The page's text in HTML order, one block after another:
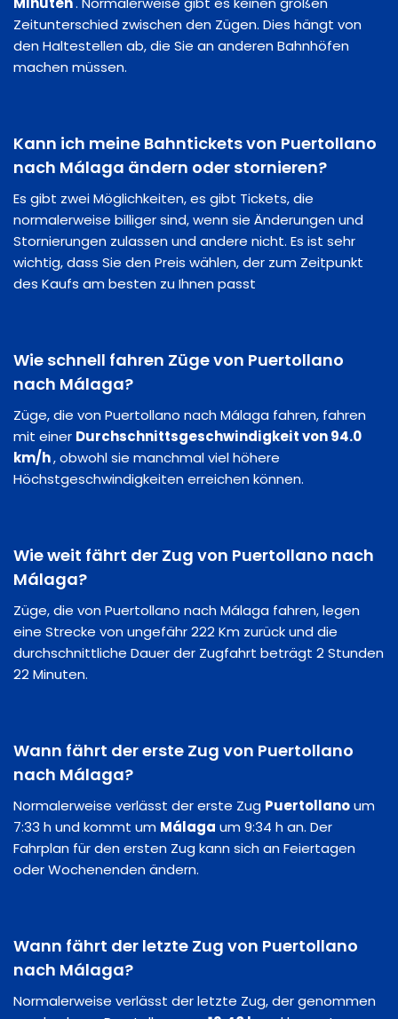
Zeitunterschied zwischen den Zügen. Dies hängt von
den Haltestellen ab, die Sie an anderen Bahnhöfen
machen müssen.
Kann ich meine Bahntickets von Puertollano
nach Málaga ändern oder stornieren?
Es gibt zwei Möglichkeiten, es gibt Tickets, die
normalerweise billiger sind, wenn sie Änderungen und
Stornierungen zulassen und andere nicht. Es ist sehr
wichtig, dass Sie den Preis wählen, der zum Zeitpunkt
des Kaufs am besten zu Ihnen passt
Wie schnell fahren Züge von Puertollano
nach Málaga?
Züge, die von Puertollano nach Málaga fahren, fahren
mit einer Durchschnittsgeschwindigkeit von 94.0
km/h, obwohl sie manchmal viel höhere
Höchstgeschwindigkeiten erreichen können.
Wie weit fährt der Zug von Puertollano nach
Málaga?
Züge, die von Puertollano nach Málaga fahren, legen
eine Strecke von ungefähr 222 Km zurück und die
durchschnittliche Dauer der Zugfahrt beträgt 2 Stunden
22 Minuten.
Wann fährt der erste Zug von Puertollano
nach Málaga?
Normalerweise verlässt der erste Zug Puertollanoum
7:33 h und kommt um Málaga um 9:34 h an. Der
Fahrplan für den ersten Zug kann sich an Feiertagen
oder Wochenenden ändern.
Wann fährt der letzte Zug von Puertollano
nach Málaga?
Normalerweise verlässt der letzte Zug, der genommen